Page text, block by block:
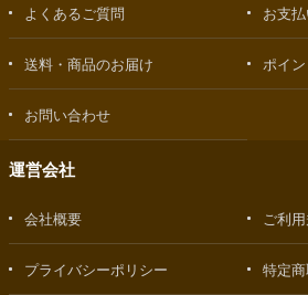
よくあるご質問 お支
送料・商品のお届け ポイ
お問い合わせ
運営会社
会社概要 ご利
プライバシーポリシー 特定